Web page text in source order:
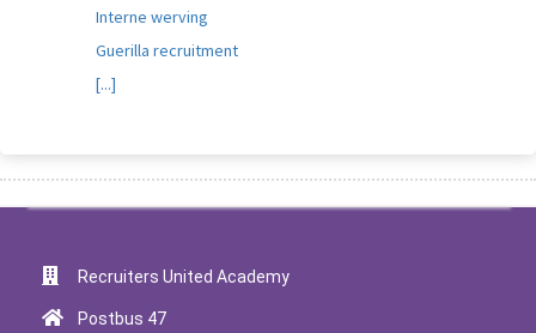
Interne werving
Guerilla recruitment
[...]
Recruiters United Academy
Postbus 47